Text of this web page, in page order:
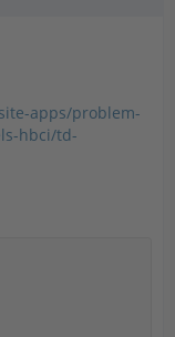
apps/problem-
hbci/td-